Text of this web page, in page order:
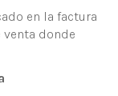
en la factura
donde